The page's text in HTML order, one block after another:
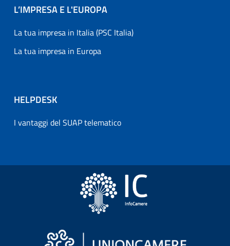
L’IMPRESA E L'EUROPA
La tua impresa in Italia (PSC Italia)
La tua impresa in Europa
HELPDESK
I vantaggi del SUAP telematico